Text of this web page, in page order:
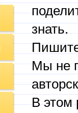
знать.
Мы не
В этом